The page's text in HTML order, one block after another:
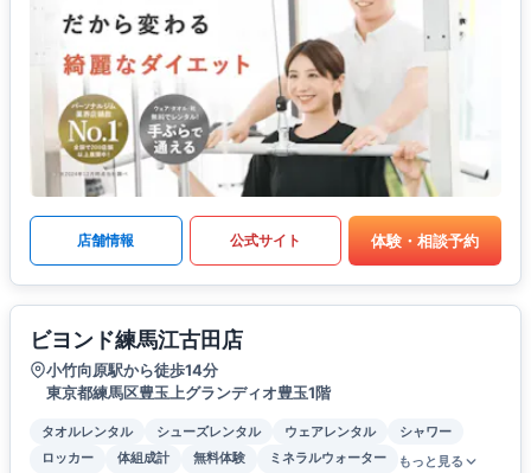
店舗情報 公式サイト 体験・相談予約
ビヨンド練馬江古田店
小竹向原駅から徒歩14分
東京都練馬区豊玉上グランディオ豊玉1階
タオルレンタル シューズレンタル ウェアレンタル
シャワー
ロッカー
体組成計 無料体験 ミネラルウォーター もっと見る